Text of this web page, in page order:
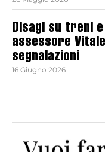
Disagi su treni
assessore
segnalazioni
16 Giugno 2026